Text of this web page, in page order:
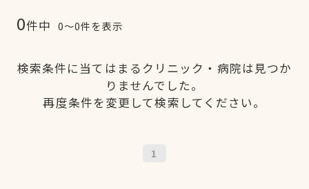
0件中 0〜0件を表示
検索条件に当てはまるクリニック・病院は見つか
りませんでした。
再度条件を変更して検索してください。
1